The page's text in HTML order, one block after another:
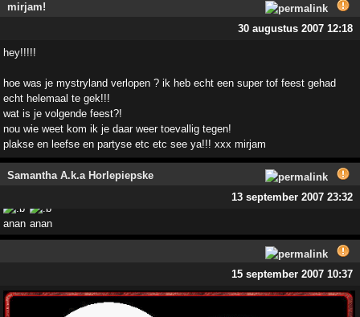
mirjam!
30 augustus 2007 12:18
hey!!!!!
hoe was je mystryland verlopen ? ik heb echt een super tof feest gehad
echt helemaal te gek!!!
wat is je volgende feest?!
nou wie weet kom ik je daar weer toevallig tegen!
plakse en leefse en partyse etc etc see ya!!! xxx mirjam
Samantha A.k.a Horlepiepske
13 september 2007 23:32
15 september 2007 10:37